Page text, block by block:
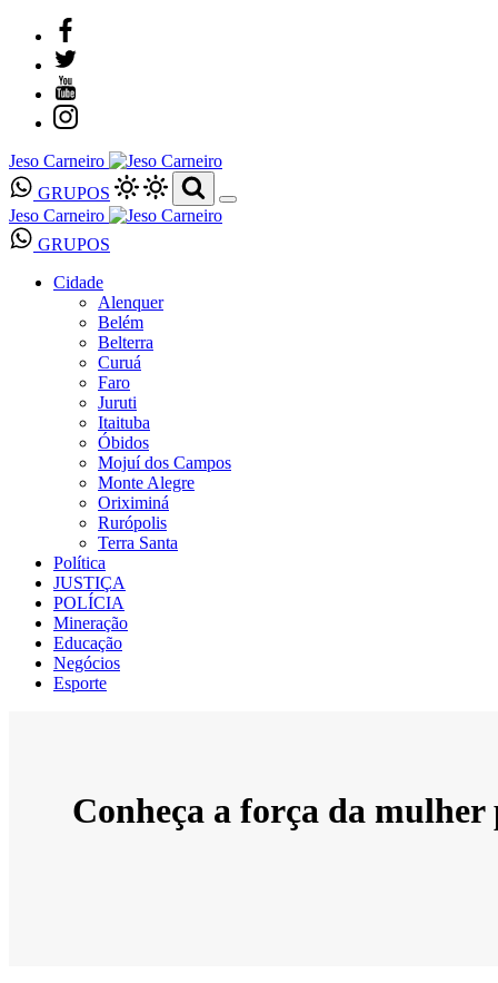
Jeso Carneiro
GRUPOS
Jeso Carneiro
GRUPOS
Cidade
Alenquer
Belém
Belterra
Curuá
Faro
Juruti
Itaituba
Óbidos
Mojuí dos Campos
Monte Alegre
Oriximiná
Rurópolis
Terra Santa
Política
JUSTIÇA
POLÍCIA
Mineração
Educação
Negócios
Esporte
Conheça a força da mulher